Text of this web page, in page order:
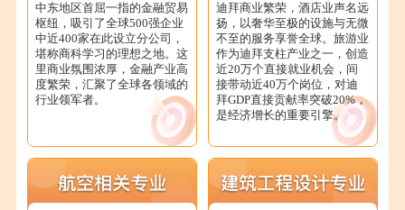
中东地区首屈一指的金融贸易
枢纽，吸引了全球500强企业
中近400家在此设立分公司，
堪称商科学习的理想之地。这
里商业氛围浓厚，金融产业高
度繁荣，汇聚了全球各领域的
行业领军者。
迪拜商业繁荣，酒店业声名远
扬，以奢华至极的设施与无微
不至的服务享誉全球。旅游业
作为迪拜支柱产业之一，创造
近20万个直接就业机会，间
接带动近40万个岗位，对迪
拜GDP直接贡献率突破20%，
是经济增长的重要引擎。